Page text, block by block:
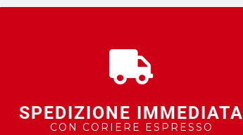
SPEDIZIONE IMMEDIATA
CON CORIERE ESPRESSO